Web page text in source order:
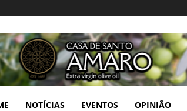
NOTÍCIAS EVENTOS OPINIÃO